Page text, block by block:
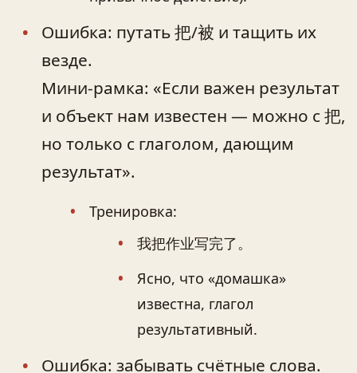
Ошибка: путать 把/被 и тащить их
везде.
Мини-рамка: «Если важен результат
и объект нам известен — можно с 把,
но только с глаголом, дающим
результат».
Тренировка:
我把作业写完了。
Ясно, что «домашка»
известна, глагол
результативный.
Ошибка: забывать счётные слова.